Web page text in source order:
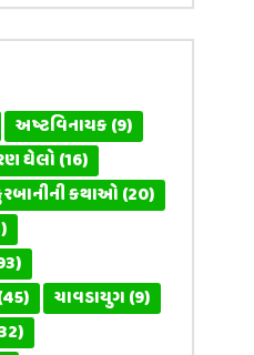
અષ્ટવિનાયક(9)
ઘેલો(16)
કથાઓ(20)
ચાવડાયુગ(9)